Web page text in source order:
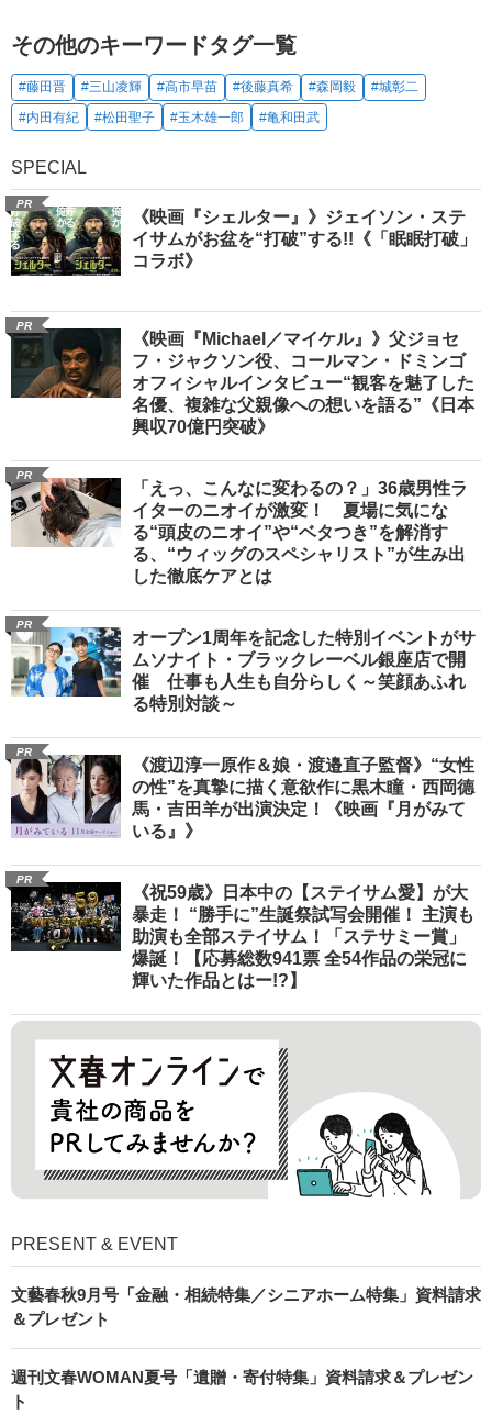
その他のキーワードタグ一覧
#藤田晋 #三山凌輝 #高市早苗 #後藤真希 #森岡毅
#城彰二
#内田有紀
#松田聖子 #玉木雄一郎 #亀和田武
SPECIAL
PR
《映画『シェルター』》ジェイソン・ステ
イサムがお盆を“打破”する!!《「眠眠打破」
コラボ》
PR
《映画『Michael／マイケル』》父ジョセ
フ・ジャクソン役、コールマン・ドミンゴ
オフィシャルインタビュー“観客を魅了した
名優、複雑な父親像への想いを語る”《日本
興収70億円突破》
PR
「えっ、こんなに変わるの？」36歳男性ラ
イターのニオイが激変！ 夏場に気にな
る“頭皮のニオイ”や“ベタつき”を解消す
る、“ウィッグのスペシャリスト”が生み出
した徹底ケアとは
PR
オープン1周年を記念した特別イベントがサ
ムソナイト・ブラックレーベル銀座店で開
催 仕事も人生も自分らしく～笑顔あふれ
る特別対談～
PR
《渡辺淳一原作＆娘・渡邉直子監督》“女性
の性”を真摯に描く意欲作に黒木瞳・西岡德
馬・吉田羊が出演決定！《映画『月がみて
いる』》
PR
《祝59歳》日本中の【ステイサム愛】が大
暴走！ “勝手に”生誕祭試写会開催！ 主演も
助演も全部ステイサム！「ステサミー賞」
爆誕！【応募総数941票 全54作品の栄冠に
輝いた作品とはー!?】
PRESENT & EVENT
文藝春秋9月号「金融・相続特集／シニアホーム特集」資料請求
＆プレゼント
週刊文春WOMAN夏号「遺贈・寄付特集」資料請求＆プレゼン
ト